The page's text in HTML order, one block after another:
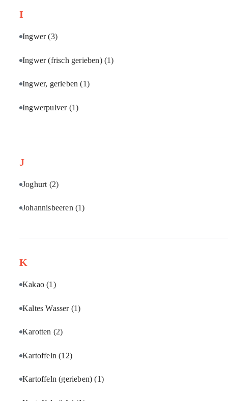
I
Ingwer(3)
Ingwer (frisch gerieben) (1)
Ingwer, gerieben(1)
Ingwerpulver (1)
J
Joghurt (2)
Johannisbeeren (1)
K
Kakao(1)
Kaltes Wasser (1)
Karotten (2)
Kartoffeln(12)
Kartoffeln (gerieben)(1)